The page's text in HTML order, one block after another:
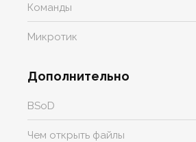
Команды
Микротик
Дополнительно
BSoD
Чем открыть файлы